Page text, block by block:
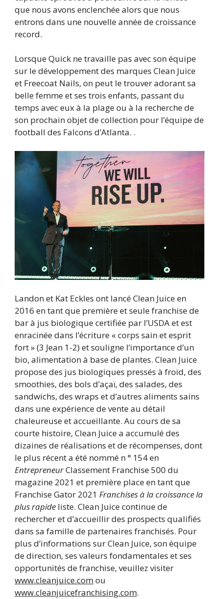
que nous avons enclenchée alors que nous
entrons dans une nouvelle année de croissance
record.
Lorsque Quick ne travaille pas avec son équipe
sur le développement des marques Clean Juice
et Freecoat Nails, on peut le trouver adorant sa
belle femme et ses trois enfants, passant du
temps avec eux à la plage ou à la recherche de
son prochain objet de collection pour l’équipe de
football des Falcons d’Atlanta. .
Landon et Kat Eckles ont lancé Clean Juice en
2016 en tant que première et seule franchise de
bar à jus biologique certifiée par l’USDA et est
enracinée dans l’écriture « corps sain et esprit
fort » (3 Jean 1-2) et souligne l’importance d’un
bio, alimentation à base de plantes. Clean Juice
propose des jus biologiques pressés à froid, des
smoothies, des bols d’açaï, des salades, des
sandwichs, des wraps et d’autres aliments sains
dans une expérience de vente au détail
chaleureuse et accueillante. Au cours de sa
courte histoire, Clean Juice a accumulé des
dizaines de réalisations et de récompenses, dont
le plus récent a été nommé n ° 154 en
EntrepreneurClassement Franchise 500 du
magazine 2021 et première place en tant que
Franchise Gator 2021 Franchises à la croissance la
plus rapide liste. Clean Juice continue de
rechercher et d’accueillir des prospects qualifiés
dans sa famille de partenaires franchisés. Pour
plus d’informations sur Clean Juice, son équipe
de direction, ses valeurs fondamentales et ses
opportunités de franchise, veuillez visiter
www.cleanjuice.comou
www.cleanjuicefranchising.com.